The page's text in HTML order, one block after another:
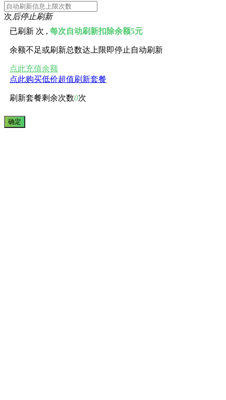
次后停止刷新
已刷新 次 ,每次自动刷新扣除余额5元
余额不足或刷新总数达上限即停止自动刷新
点此充值余额
点此购买低价超值刷新套餐
刷新套餐剩余次数0次